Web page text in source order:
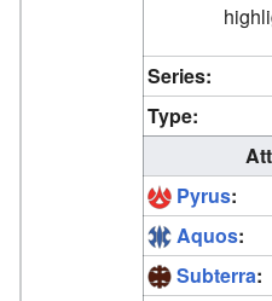
Series:
Type:
Pyrus:
Aquos:
Subterra: